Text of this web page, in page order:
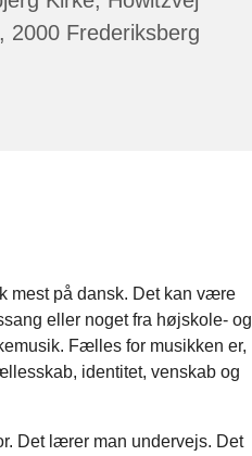
2000 Frederiksberg
mest på dansk. Det kan være
eller noget fra højskole- og
Fælles for musikken er,
identitet, venskab og
Det lærer man undervejs. Det